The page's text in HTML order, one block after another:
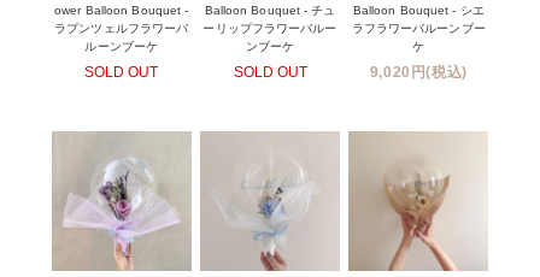
ower Balloon Bouquet -
ラプンツェルフラワーバ
ルーンブーケ
SOLD OUT
Balloon Bouquet - チュ
ーリップフラワーバルー
ンブーケ
SOLD OUT
Balloon Bouquet - シエ
ラフラワーバルーンブー
ケ
9,020円(税込)